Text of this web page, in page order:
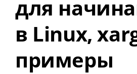
для
в Linux,
примеры